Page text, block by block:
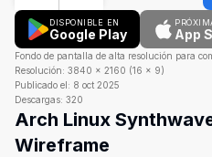
DISPONIBLE EN
Google Play App
Fondo de pantalla de alta resolución para
Resolución: 3840 × 2160 (16 × 9)
Publicado el: 8 oct 2025
Descargas: 320
Arch Linux
Wireframe